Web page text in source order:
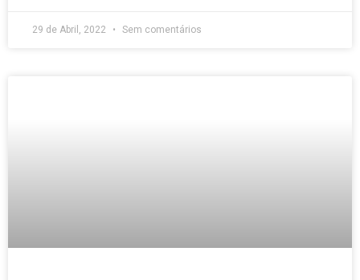
29 de Abril, 2022 Sem comentários